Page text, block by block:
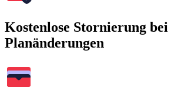
Kostenlose Stornierung bei
Planänderungen